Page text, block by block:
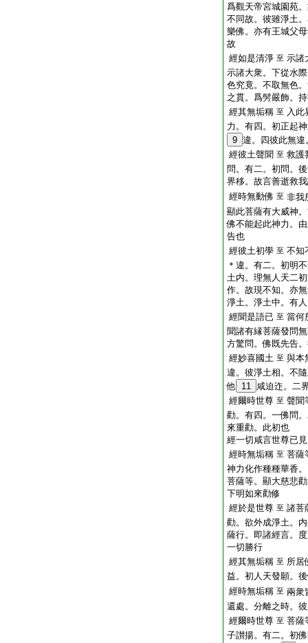
爲觀天帝宮城園苑
不同故。彼雖淨土
樂佛。亦有王城父
故
經如是清淨 至 示諸
示諸大衆。下從水
色究竟。不取無色
之貫。爲髣嚴飾。
經其無垢稱 至 入
力。有四。初正起
9 違。四彼此無違
經彼土聲聞 至 救護
問。有二。初問。
界移。故言善逝救
經時無動佛 至 非我
顯此菩薩有大威神
佛不能起此神力。
告也
經彼土初學 至 不知
＊違。有二。初明
土内。理無人天二
作。故現不知。亦
淨土。淨土中。有
經聞是語已 至 當何
聞諸有縁菩薩發問
方驚問。佛既先告
經妙喜國土 至 與本
違。彼淨土相。不
他
11 咸迫迮。二
經爾時世尊 至 聲聞
勸。有四。一佛問
來重勸。此初也
經一切咸言世尊已
經時無垢稱 至 菩薩
神力化作種種華香
菩薩等。顯大慈悲
下明如來勸修
經於是世尊 至 諸菩
勸。欲外成淨土。
薩行。即諸經言。
一切勝行
經其無垢稱 至 所
益。初人天發願。
經時無垢稱 至 兩衆
還處。分離之時。
經爾時世尊 至 菩薩
子讃揚。有二。初